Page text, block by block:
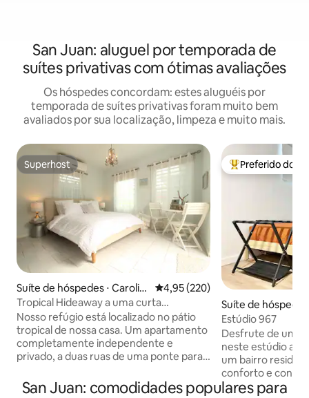
San Juan: aluguel por temporada de
suítes privativas com ótimas avaliações
Os hóspedes concordam: estes aluguéis por
temporada de suítes privativas foram muito bem
avaliados por sua localização, limpeza e muito mais.
Superhost
Superhost
Suíte de hóspedes ⋅ Carolin
a
4,95 de uma avaliação média de
4,95 (220)
Tropical Hideaway a uma curta
caminhada da praia de Isla Verde
Nosso refúgio está localizado no pátio
tropical de nossa casa. Um apartamento
completamente independente e
privado, a duas ruas de uma ponte para
de Isla Verde, restaurantes
Entre os
Preferido dos
Suíte de hóspedes
n
Estúdio 967
Desfrute de uma
neste estúdio
um bairro
conforto e
localizado
San Juan: comodidades populares para